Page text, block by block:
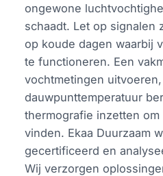
ongewone
schaadt. Let op signalen
op koude dagen waarbij
te functioneren. Een
vochtmetingen
dauwpunttemperatuur
thermografie inzetten
vinden. Ekaa Duurzaam
gecertificeerd en
Wij verzorgen